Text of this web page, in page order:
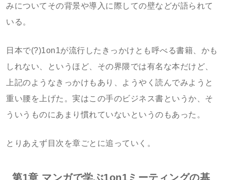
みについてその背景や導入に際しての壁などが語られて
いる。
日本で(?)1on1が流行したきっかけとも呼べる書籍、かも
しれない、というほど、その界隈では有名な本だけど、
上記のようなきっかけもあり、ようやく読んでみようと
重い腰を上げた。実はこの手のビジネス書というか、そ
ういうものにあまり慣れていないというのもあった。
とりあえず目次を章ごとに追っていく。
第1章 マンガで学ぶ1on1ミーティングの基